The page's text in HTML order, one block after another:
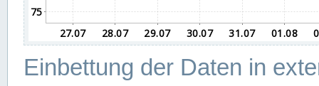
Einbettung der Daten in